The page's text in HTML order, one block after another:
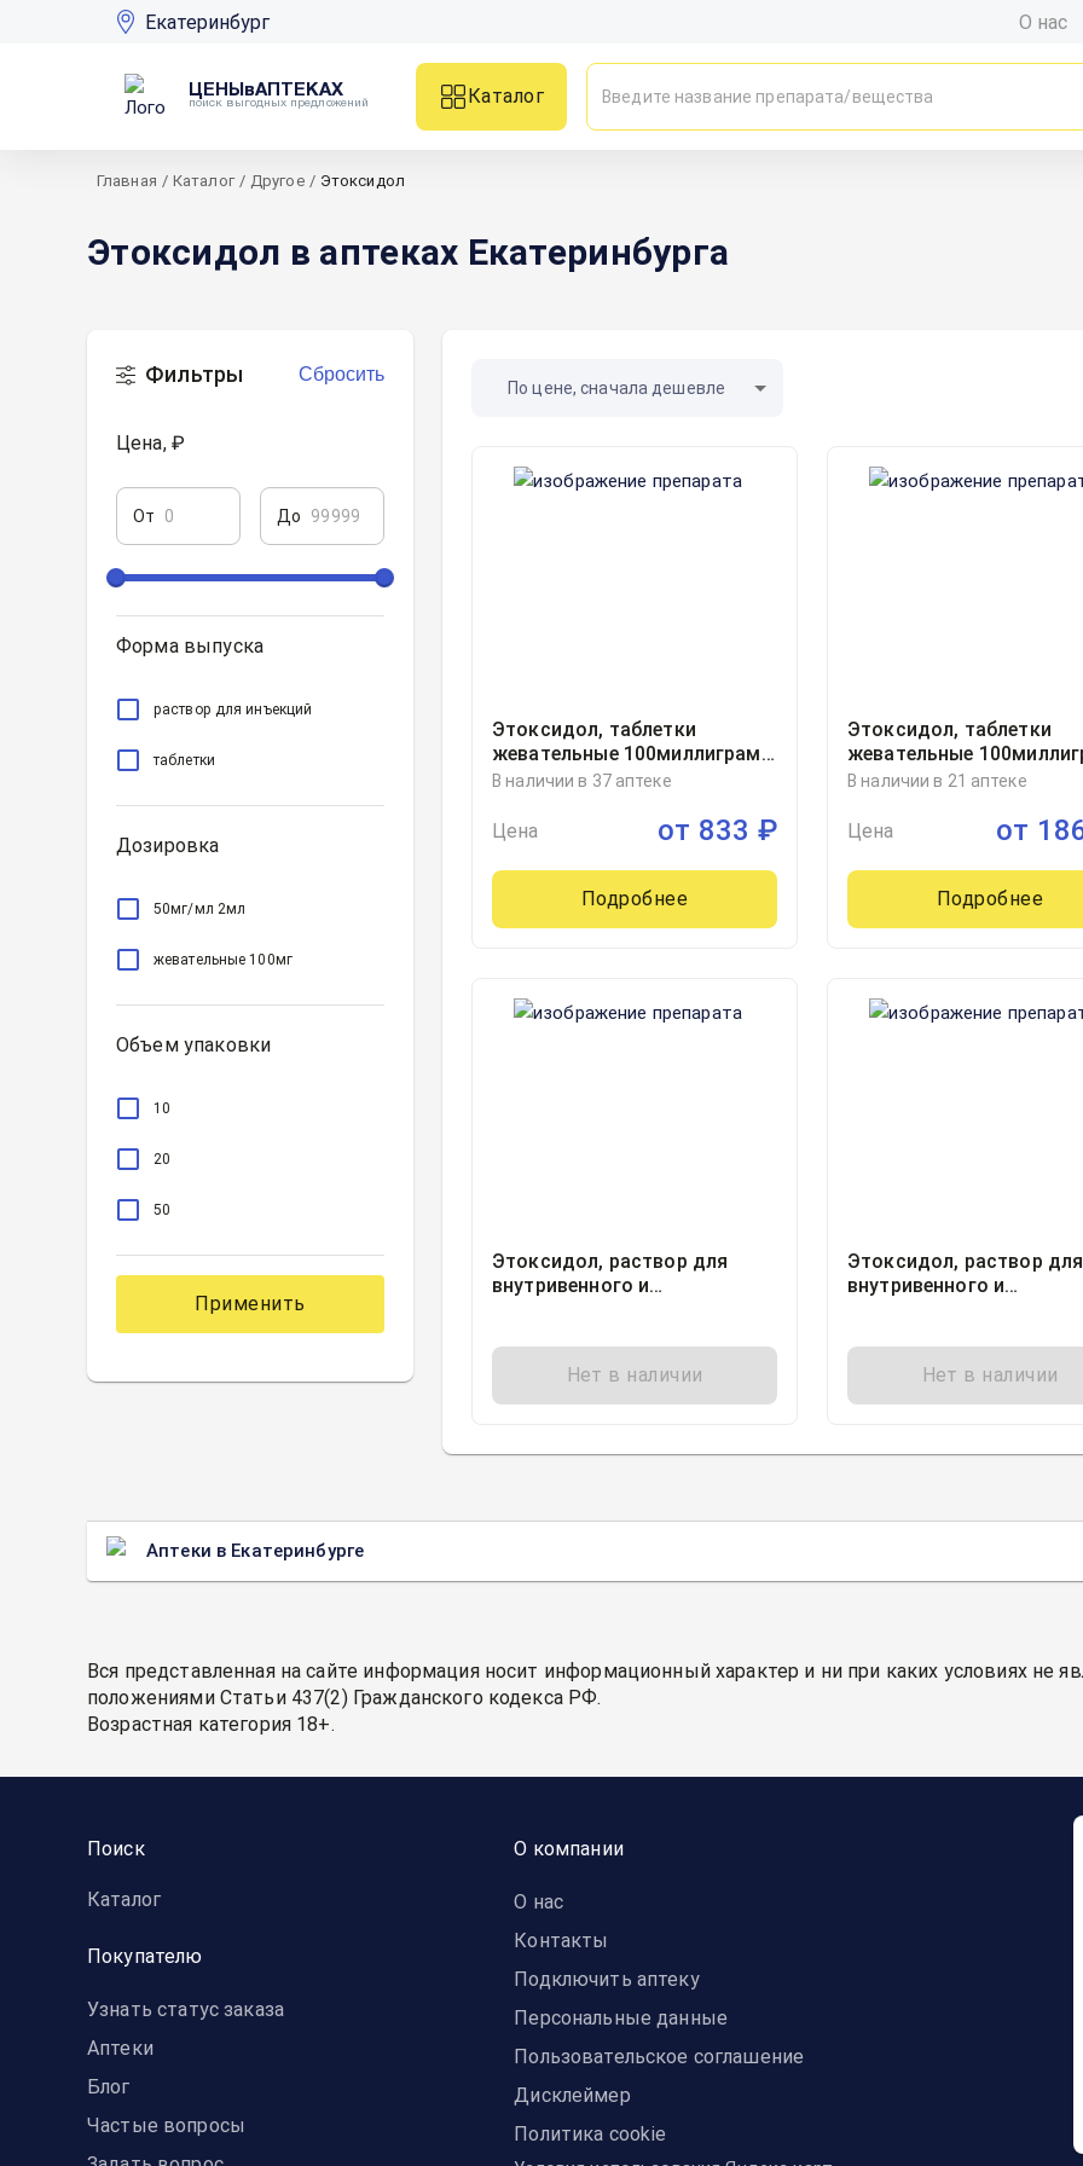
Екатеринбург О нас
ЦЕНЫвАПТЕКАХ
поиск выгодных предложений
Каталог
Главная / Каталог / Другое / Этоксидол
Этоксидол в аптеках Екатеринбурга
Фильтры Сбросить
Цена, ₽
От До
Форма выпуска
раствор для инъекций
таблетки
Дозировка
50мг/мл 2мл
жевательные 100мг
Объем упаковки
10
20
50
Применить
По цене, сначала дешевле
Этоксидол, таблетки
жевательные 100миллиграмм
блистер, 20
В наличии в 37 аптеке
Цена от 833 ₽
Подробнее
Этоксидол, таблетки
жевательные
блистер, 50
В наличии в 21 аптеке
Цена от
Подробнее
Этоксидол, раствор для
внутривенного и
10
Нет в наличии
Этоксидол, раствор для
внутривенного и
10, Синтез ОАО, Россия
Нет в наличии
Аптеки в Екатеринбурге
Вся представленная на сайте информация носит информационный характер и ни при каких условиях не
положениями Статьи 437(2) Гражданского кодекса РФ.
Возрастная категория 18+.
Поиск
Каталог
Покупателю
Узнать статус заказа
Аптеки
Блог
Частые вопросы
О компании
О нас
Контакты
Подключить аптеку
Персональные данные
Пользовательское соглашение
Дисклеймер
Политика cookie